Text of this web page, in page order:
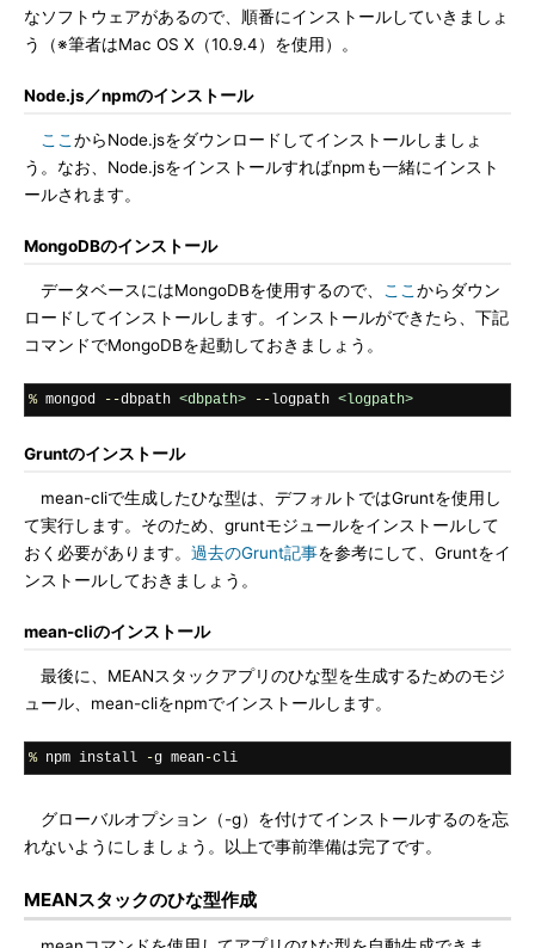
なソフトウェアがあるので、順番にインストールしていきましょ
う（※筆者はMac OS X（10.9.4）を使用）。
Node.js／npmのインストール
ここ からNode.jsをダウンロードしてインストールしましょ
う。なお、Node.jsをインストールすればnpmも一緒にインスト
ールされます。
MongoDBのインストール
データベースにはMongoDBを使用するので、 ここ からダウン
ロードしてインストールします。インストールができたら、下記
コマンドでMongoDBを起動しておきましょう。
% mongod --dbpath <dbpath> -- logpath <logpath>
Gruntのインストール
mean-cliで生成したひな型は、デフォルトではGruntを使用し
て実行します。そのため、gruntモジュールをインストールして
おく必要があります。 過去のGrunt記事を参考にして、Gruntをイ
ンストールしておきましょう。
mean-cliのインストール
最後に、MEANスタックアプリのひな型を生成するためのモジ
ュール、mean-cliをnpmでインストールします。
% npm install -g mean-cli
グローバルオプション（-g）を付けてインストールするのを忘
れないようにしましょう。以上で事前準備は完了です。
MEANスタックのひな型作成